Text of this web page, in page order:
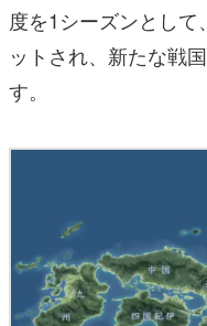
度を1シーズンとし
ットされ、新たな戦
す。